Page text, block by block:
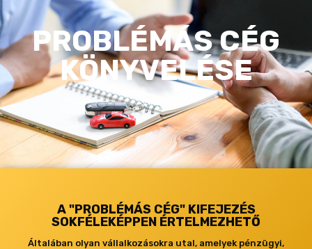
PROBLÉMÁS CÉG
KÖNYVELÉSE
A "PROBLÉMÁS CÉG" KIFEJEZÉS
SOKFÉLEKÉPPEN ÉRTELMEZHETŐ
Általában olyan vállalkozásokra utal, amelyek pénzügyi,